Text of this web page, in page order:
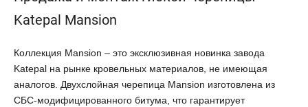
Katepal Mansion
Коллекция Mansion – это эксклюзивная новинка завода
Katepal на рынке кровельных материалов, не имеющая
аналогов. Двухслойная черепица Mansion изготовлена из
СБС-модифицированного битума, что гарантирует